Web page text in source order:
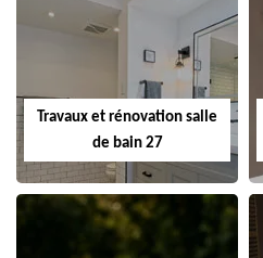
Travaux et rénovation salle
de bain 27